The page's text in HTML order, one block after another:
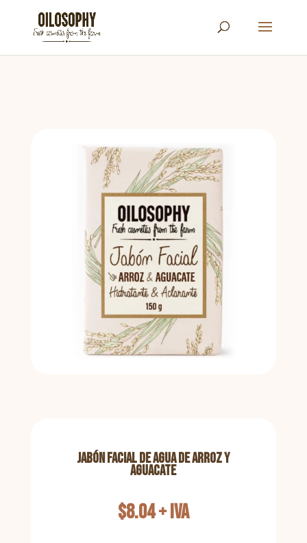
productos
Jabón Facial de Agua de Arroz y
Aguacate
$8.04+ IVA